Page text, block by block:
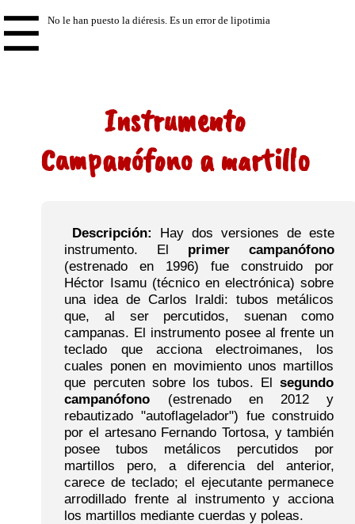
☰
Instrumento
Campanófono a martillo
Descripción: Hay dos versiones de este
instrumento. El primer campanófono
(estrenado en 1996) fue construido por
Héctor Isamu (técnico en electrónica) sobre
una idea de Carlos Iraldi: tubos metálicos
que, al ser percutidos, suenan como
campanas. El instrumento posee al frente un
teclado que acciona electroimanes, los
cuales ponen en movimiento unos martillos
que percuten sobre los tubos. Elsegundo
campanófono (estrenado en 2012 y
rebautizado "autoflagelador") fue construido
por el artesano Fernando Tortosa, y también
posee tubos metálicos percutidos por
martillos pero, a diferencia del anterior,
carece de teclado; el ejecutante permanece
arrodillado frente al instrumento y acciona
los martillos mediante cuerdas y poleas.